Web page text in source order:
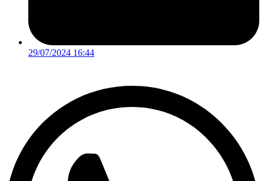
29/07/2024 16:44